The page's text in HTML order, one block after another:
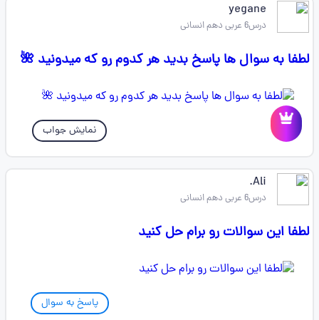
yegane
درس6 عربی دهم انسانی
لطفا به سوال ها پاسخ بدید هر کدوم رو که میدونید 🌺
نمایش جواب
Ali.
درس6 عربی دهم انسانی
لطفا این سوالات رو برام حل کنید
پاسخ به سوال